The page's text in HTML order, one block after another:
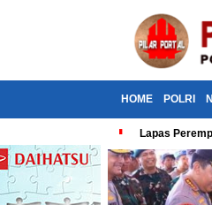
HOME POLRI
Lapas